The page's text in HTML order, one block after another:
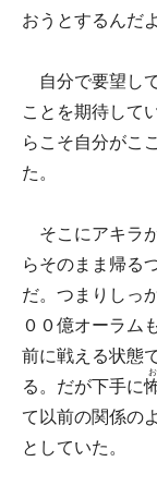
おうとするんだ
自分で要望し
ことを期待して
らこそ自分がこ
た。
そこにアキラ
らそのまま帰る
だ。つまりしっ
００億オーラム
前に戦える状態
る。だが下手に
お
て以前の関係の
としていた。